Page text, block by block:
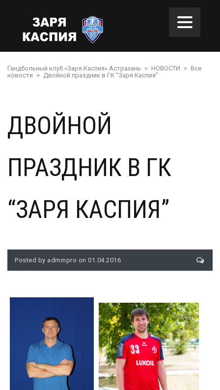
Гандбольный клуб «Заря Каспия» Астрахань > НОВОСТИ > Все
новости > Двойной праздник в ГК “Заря Каспия”
ДВОЙНОЙ
ПРАЗДНИК В ГК
“ЗАРЯ КАСПИЯ”
Posted by adminpro on 01.04.2016